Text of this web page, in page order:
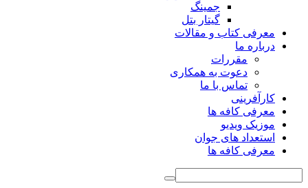
جمینگ
گیتار بتل
معرفی کتاب و مقالات
درباره ما
مقررات
دعوت به همکاری
تماس با ما
کارآفرینی
معرفی کافه ها
موزیک ویدیو
استعداد های جوان
معرفی کافه ها